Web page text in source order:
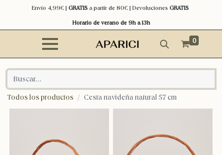
Envío 4,99€ | GRATISa partir de 80€ | Devoluciones GRATIS
Horario de verano de 9h a 13h
0
Todos los productos Cesta navideña natural 57 cm